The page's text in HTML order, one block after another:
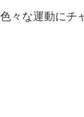
々な運動に